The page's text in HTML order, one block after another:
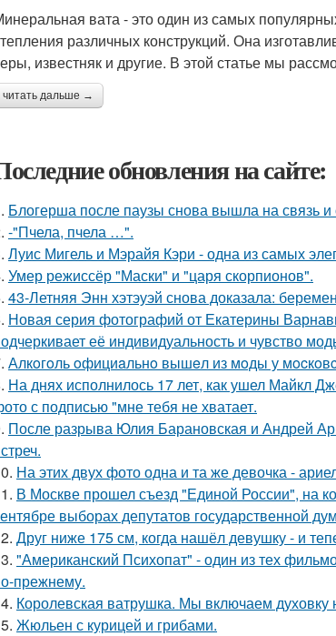
вата - это один из самых
различных конструкций. Она
известняк и другие. В этой статье мы
читать дальше →
обновления на сайте:
Блогерша после паузы снова вышла на связь
-"Пчела, пчела …".
Луис Мигель и Мэрайя Кэри - одна из самых
Умер режиссёр "Маски" и "царя скорпионов".
43-Летняя Энн хэтэуэй снова доказала:
Новая серия фотографий от Екатерины
её индивидуальность и чувство
Алкoгoль oфициaльнo вышeл из мoды у
На днях исполнилось 17 лет, как ушел Майкл
с подписью "мне тебя не хватает.
После разрыва Юлия Барановская и Андрей
На этих двух фото одна и та же девочка -
В Москве прошел съезд "Единой России", на
выборах депутатов государственной
Друг ниже 175 см, когда нашёл девушку - и
"Американский Психопат" - один из тех
прежнему.
Королевская ватрушка. Мы включаем духовку
Жюльен с курицей и грибами.